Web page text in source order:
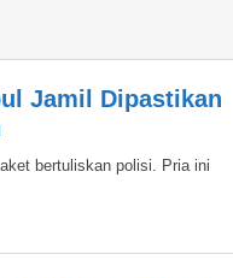
Jamil Dipastikan
bertuliskan polisi. Pria ini